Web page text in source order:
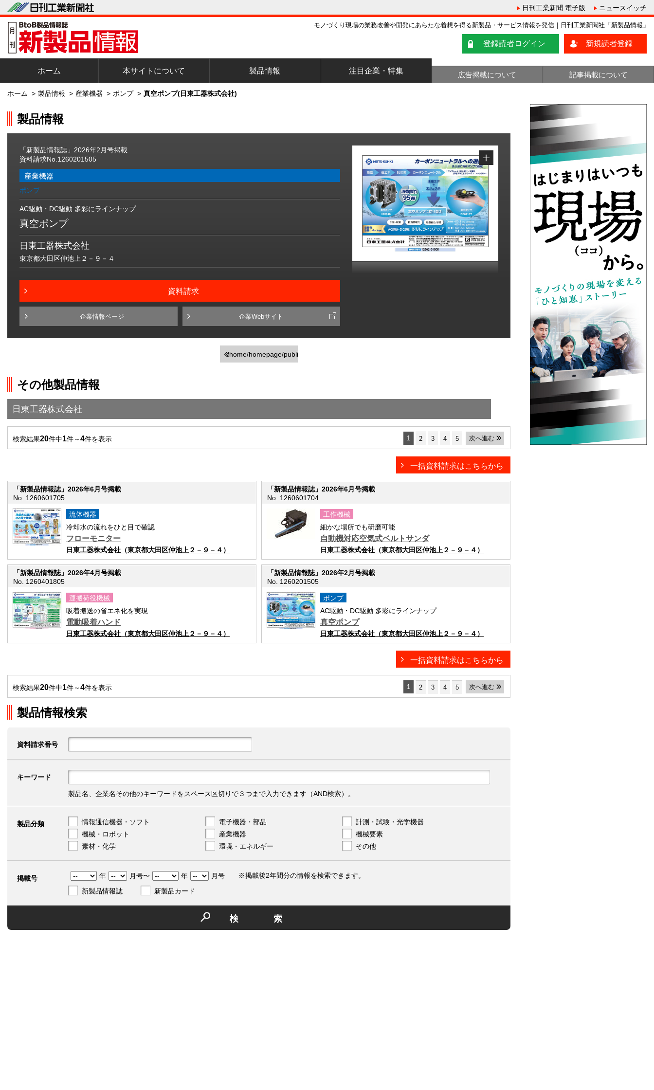
日刊工業新聞 電子版 ニュースイッチ
モノづくり現場の業務改善や開発にあらたな着想を得る新製品・サービス情報を発信｜日刊工業新聞社「新製品情報」
登録読者ログイン 新規読者登録
ホーム 本サイトについて 製品情報 注目企業・特集 広告掲載について 記事掲載について
ホーム > 製品情報 > 産業機器 > ポンプ > 真空ポンプ(日東工器株式会社)
製品情報
「新製品情報誌」2026年2月号掲載
資料請求No.1260201505
産業機器
ポンプ
AC駆動・DC駆動 多彩にラインナップ
真空ポンプ
日東工器株式会社
東京都大田区仲池上２－９－４
資料請求
企業情報ページ 企業Webサイト
/home/homepage/public_html/usr/detail_products.php
その他製品情報
日東工器株式会社
検索結果20件中1件～4件を表示 1 2 3 4 5 次へ進む
一括資料請求はこちらから
「新製品情報誌」2026年6月号掲載
No. 1260601705
流体機器
冷却水の流れをひと目で確認
フローモニター
日東工器株式会社（東京都大田区仲池上２－９－４）
「新製品情報誌」2026年6月号掲載
No. 1260601704
工作機械
細かな場所でも研磨可能
自動機対応空気式ベルトサンダ
日東工器株式会社（東京都大田区仲池上２－９－４）
「新製品情報誌」2026年4月号掲載
No. 1260401805
運搬荷役機械
吸着搬送の省エネ化を実現
電動吸着ハンド
日東工器株式会社（東京都大田区仲池上２－９－４）
「新製品情報誌」2026年2月号掲載
No. 1260201505
ポンプ
AC駆動・DC駆動 多彩にラインナップ
真空ポンプ
日東工器株式会社（東京都大田区仲池上２－９－４）
一括資料請求はこちらから
検索結果20件中1件～4件を表示 1 2 3 4 5 次へ進む
製品情報検索
資料請求番号
キーワード
製品名、企業名その他のキーワードをスペース区切りで３つまで入力できます（AND検索）。
製品分類 情報通信機器・ソフト 電子機器・部品
計測・試験・光学機器
機械・ロボット
産業機器
機械要素
素材・化学
環境・エネルギー その他
掲載号 年 月号〜 年
月号
新製品情報誌
新製品カード
※掲載後2年間分の情報を検索できます。
検索